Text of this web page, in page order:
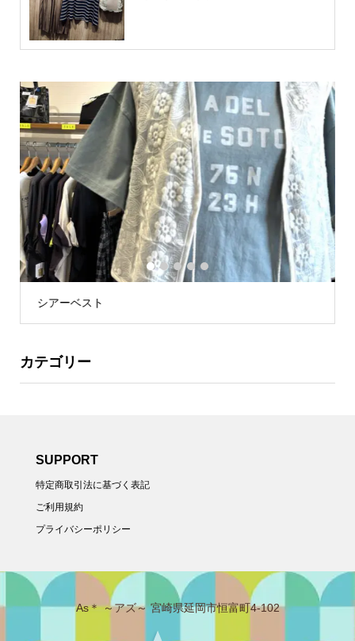
シアーベスト
1 2 3 4 5
カテゴリー
SUPPORT
特定商取引法に基づく表記
ご利用規約
プライバシーポリシー
As＊ ～アズ～ 宮崎県延岡市恒富町4-102